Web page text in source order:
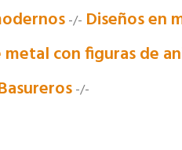
-/- Diseños en
metal con figuras de
-/-